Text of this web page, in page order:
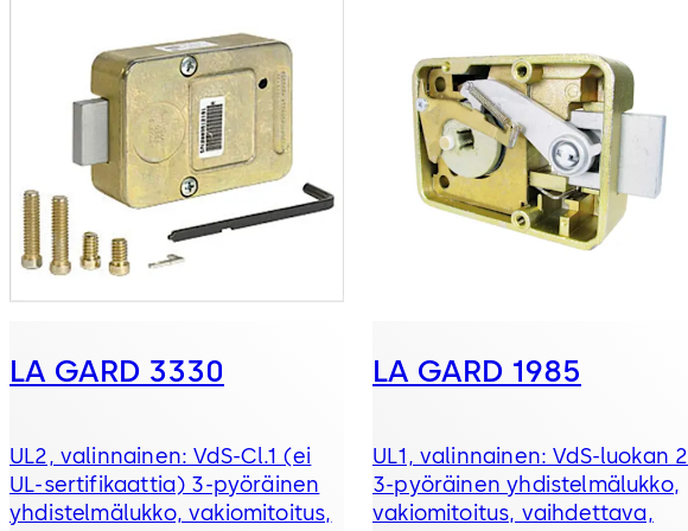
LA GARD 3330
UL2, valinnainen: VdS-Cl.1 (ei
UL-sertifikaattia) 3-pyöräinen
yhdistelmälukko, vakiomitoitus,
LA GARD 1985
UL1, valinnainen: VdS-luokan 2
3-pyöräinen yhdistelmälukko,
vakiomitoitus, vaihdettava,